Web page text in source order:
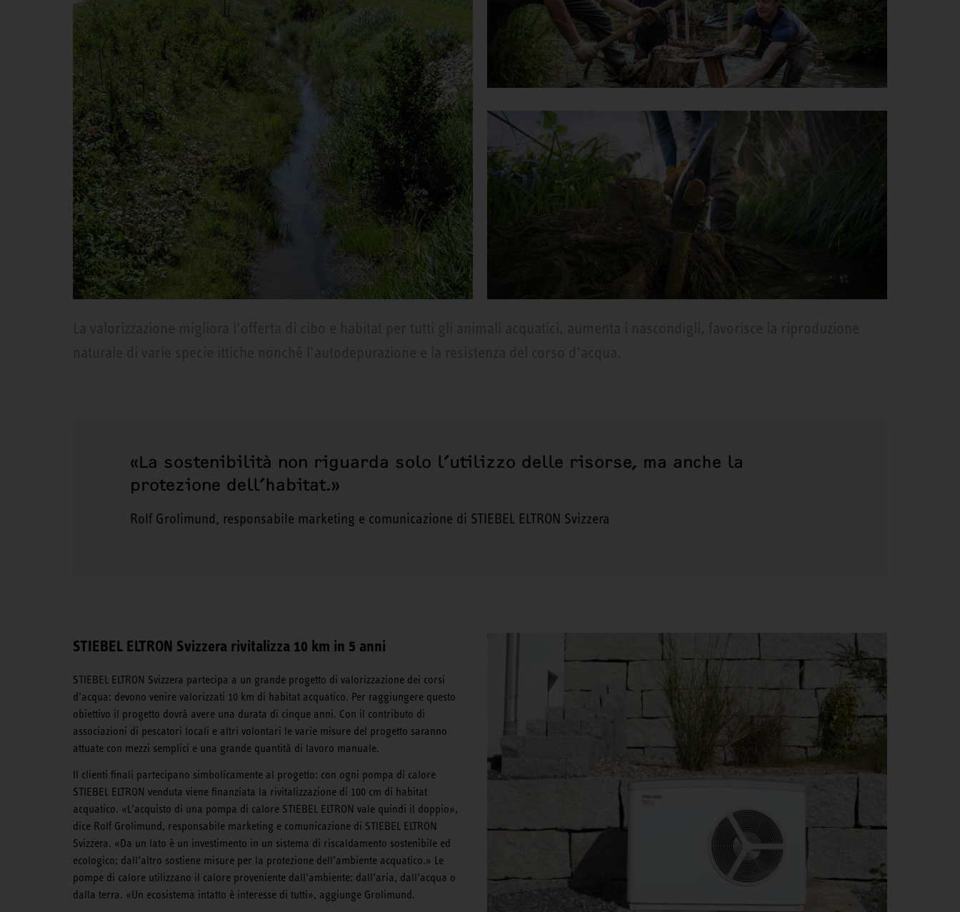
«La sostenibilità non riguarda solo l’utilizzo delle risorse, ma anche la
protezione dell’habitat.»
Rolf Grolimund, responsabile marketing e comunicazione di STIEBEL ELTRON Svizzera
STIEBEL ELTRON Svizzera rivitalizza 10 km in 5 anni
STIEBEL ELTRON Svizzera partecipa a un grande progetto di valorizzazione dei corsi
d’acqua: devono venire valorizzati 10 km di habitat acquatico. Per raggiungere questo
obiettivo il progetto dovrà avere una durata di cinque anni. Con il contributo di
associazioni di pescatori locali e altri volontari le varie misure del progetto saranno
attuate con mezzi semplici e una grande quantità di lavoro manuale.
Il clienti finali partecipano simbolicamente al progetto: con ogni pompa di calore
STIEBEL ELTRON venduta viene finanziata la rivitalizzazione di 100 cm di habitat
acquatico. «L’acquisto di una pompa di calore STIEBEL ELTRON vale quindi il doppio»,
dice Rolf Grolimund, responsabile marketing e comunicazione di STIEBEL ELTRON
Svizzera. «Da un lato è un investimento in un sistema di riscaldamento sostenibile ed
ecologico; dall’altro sostiene misure per la protezione dell’ambiente acquatico.» Le
pompe di calore utilizzano il calore proveniente dall’ambiente: dall’aria, dall’acqua o
dalla terra. «Un ecosistema intatto è interesse di tutti», aggiunge Grolimund.